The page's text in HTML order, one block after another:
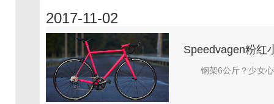
2017-11-02
Speedvagen粉红
钢架6公斤？少女